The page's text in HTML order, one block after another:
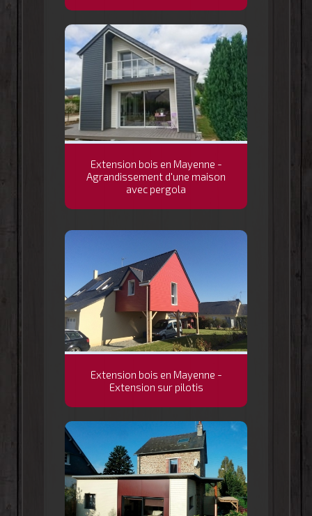
Extension bois en Mayenne -
Agrandissement d'une maison
avec pergola
Extension bois en Mayenne -
Extension sur pilotis